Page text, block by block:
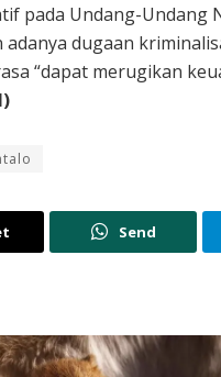
pada Undang-Undang
dugaan
“dapat merugikan
Send